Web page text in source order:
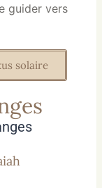
guider vers
solaire